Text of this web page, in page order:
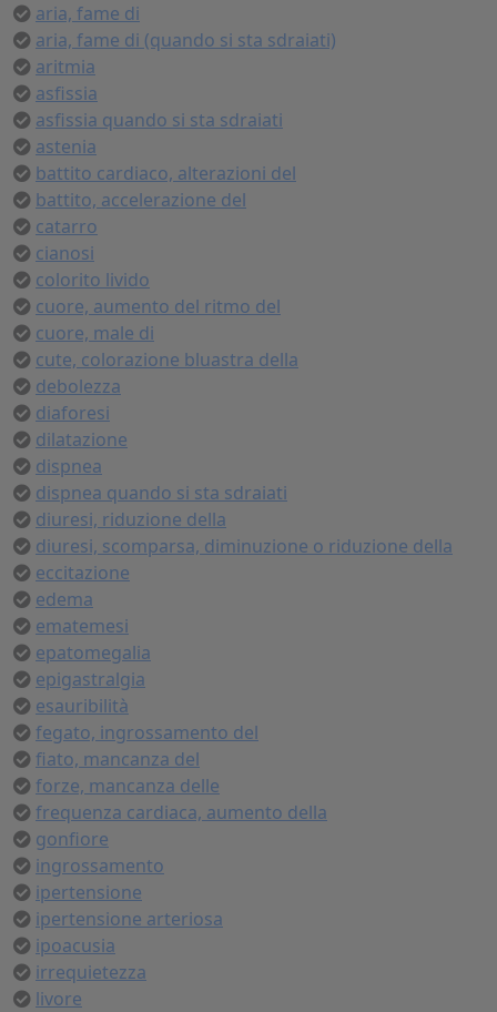
aria, fame di
aria, fame di (quando si sta sdraiati)
aritmia
asfissia
asfissia quando si sta sdraiati
astenia
battito cardiaco, alterazioni del
battito, accelerazione del
catarro
cianosi
colorito livido
cuore, aumento del ritmo del
cuore, male di
cute, colorazione bluastra della
debolezza
diaforesi
dilatazione
dispnea
dispnea quando si sta sdraiati
diuresi, riduzione della
diuresi, scomparsa, diminuzione o riduzione della
eccitazione
edema
ematemesi
epatomegalia
epigastralgia
esauribilità
fegato, ingrossamento del
fiato, mancanza del
forze, mancanza delle
frequenza cardiaca, aumento della
gonfiore
ingrossamento
ipertensione
ipertensione arteriosa
ipoacusia
irrequietezza
livore